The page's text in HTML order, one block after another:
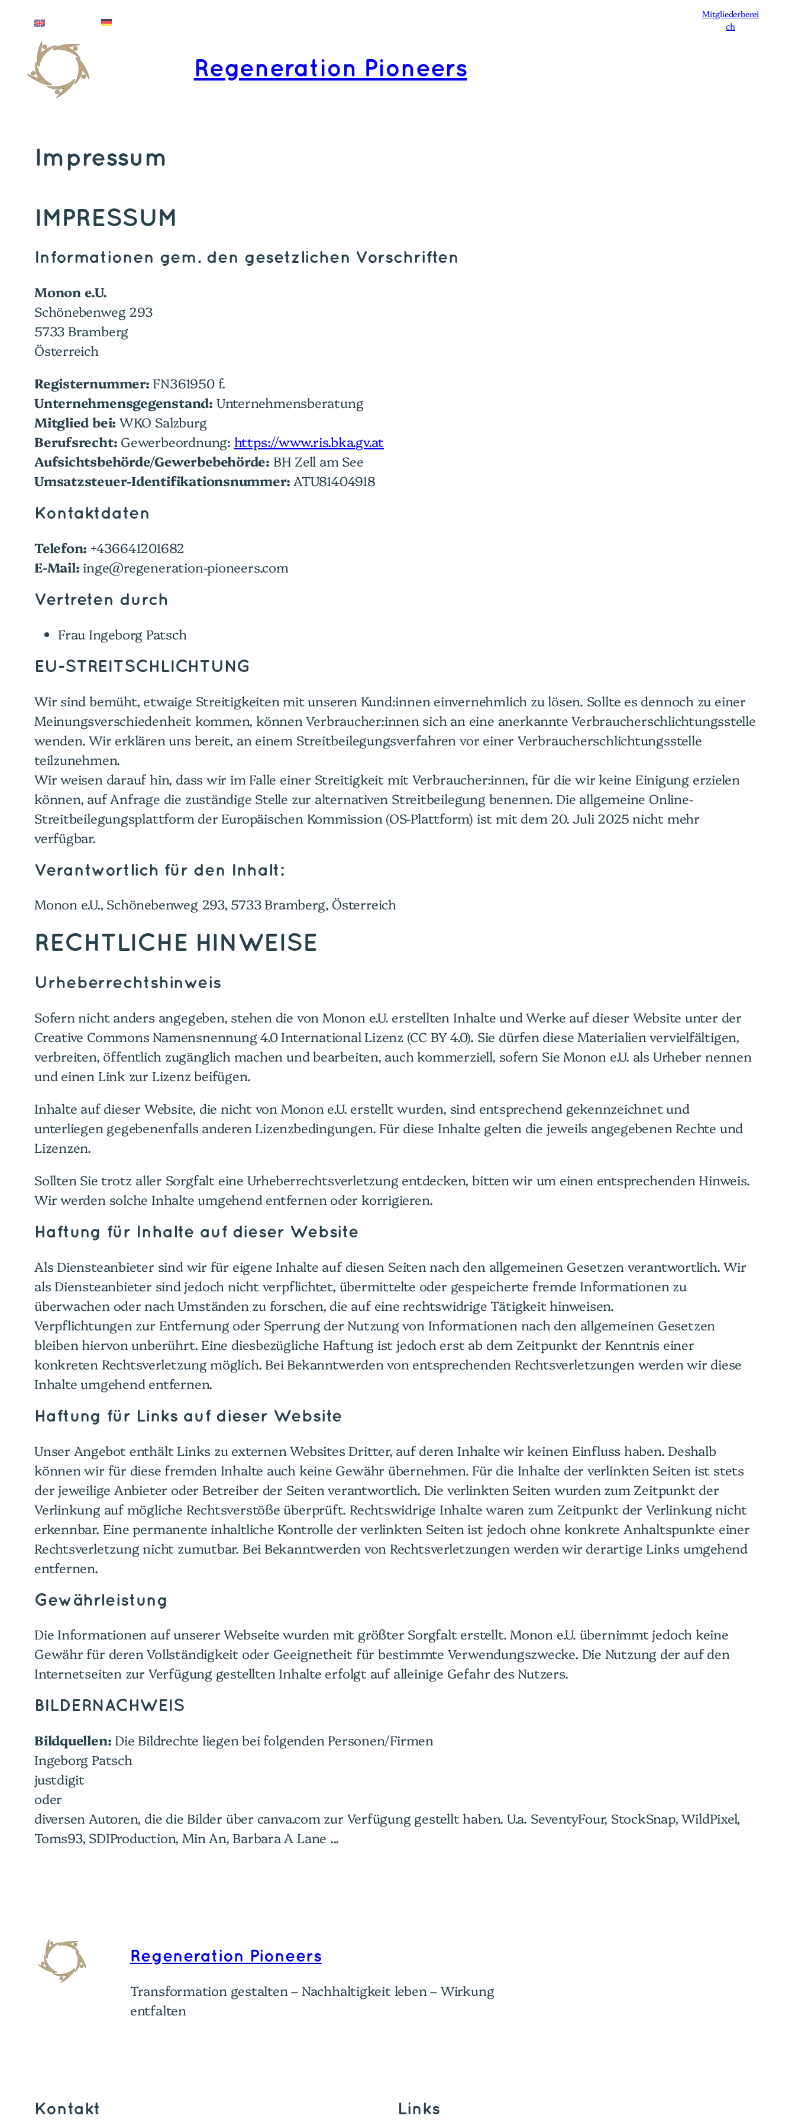
springen
Mitgliederberei
ch
Regeneration Pioneers
Impressum
IMPRESSUM
Informationen gem. den gesetzlichen Vorschriften
Monon e.U.
Schönebenweg 293
5733 Bramberg
Österreich
Registernummer:FN361950 f.
Unternehmensgegenstand: Unternehmensberatung
Mitglied bei: WKO Salzburg
Berufsrecht: Gewerbeordnung: https://www.ris.bka.gv.at
Aufsichtsbehörde/Gewerbebehörde: BH Zell am See
Umsatzsteuer-Identifikationsnummer:ATU81404918
Kontaktdaten
Telefon: +436641201682
E-Mail: inge@regeneration-pioneers.com
Vertreten durch
Frau Ingeborg Patsch
EU-STREITSCHLICHTUNG
Wir sind bemüht, etwaige Streitigkeiten mit unseren Kund:innen einvernehmlich zu lösen. Sollte es dennoch zu einer
Meinungsverschiedenheit kommen, können Verbraucher:innen sich an eine anerkannte Verbraucherschlichtungsstelle
wenden. Wir erklären uns bereit, an einem Streitbeilegungsverfahren vor einer Verbraucherschlichtungsstelle
teilzunehmen.
Wir weisen darauf hin, dass wir im Falle einer Streitigkeit mit Verbraucher:innen, für die wir keine Einigung erzielen
können, auf Anfrage die zuständige Stelle zur alternativen Streitbeilegung benennen. Die allgemeine Online-
Streitbeilegungsplattform der Europäischen Kommission (OS-Plattform) ist mit dem 20. Juli 2025 nicht mehr
verfügbar.
Verantwortlich für den Inhalt:
Monon e.U., Schönebenweg 293, 5733 Bramberg, Österreich
RECHTLICHE HINWEISE
Urheberrechtshinweis
Sofern nicht anders angegeben, stehen die von Monon e.U. erstellten Inhalte und Werke auf dieser Website unter der
Creative Commons Namensnennung 4.0 International Lizenz (CC BY 4.0). Sie dürfen diese Materialien vervielfältigen,
verbreiten, öffentlich zugänglich machen und bearbeiten, auch kommerziell, sofern Sie Monon e.U. als Urheber nennen
und einen Link zur Lizenz beifügen.
Inhalte auf dieser Website, die nicht von Monon e.U. erstellt wurden, sind entsprechend gekennzeichnet und
unterliegen gegebenenfalls anderen Lizenzbedingungen. Für diese Inhalte gelten die jeweils angegebenen Rechte und
Lizenzen.
Sollten Sie trotz aller Sorgfalt eine Urheberrechtsverletzung entdecken, bitten wir um einen entsprechenden Hinweis.
Wir werden solche Inhalte umgehend entfernen oder korrigieren.
Haftung für Inhalte auf dieser Website
Als Diensteanbieter sind wir für eigene Inhalte auf diesen Seiten nach den allgemeinen Gesetzen verantwortlich. Wir
als Diensteanbieter sind jedoch nicht verpflichtet, übermittelte oder gespeicherte fremde Informationen zu
überwachen oder nach Umständen zu forschen, die auf eine rechtswidrige Tätigkeit hinweisen.
Verpflichtungen zur Entfernung oder Sperrung der Nutzung von Informationen nach den allgemeinen Gesetzen
bleiben hiervon unberührt. Eine diesbezügliche Haftung ist jedoch erst ab dem Zeitpunkt der Kenntnis einer
konkreten Rechtsverletzung möglich. Bei Bekanntwerden von entsprechenden Rechtsverletzungen werden wir diese
Inhalte umgehend entfernen.
Haftung für Links auf dieser Website
Unser Angebot enthält Links zu externen Websites Dritter, auf deren Inhalte wir keinen Einfluss haben. Deshalb
können wir für diese fremden Inhalte auch keine Gewähr übernehmen. Für die Inhalte der verlinkten Seiten ist stets
der jeweilige Anbieter oder Betreiber der Seiten verantwortlich. Die verlinkten Seiten wurden zum Zeitpunkt der
Verlinkung auf mögliche Rechtsverstöße überprüft. Rechtswidrige Inhalte waren zum Zeitpunkt der Verlinkung nicht
erkennbar. Eine permanente inhaltliche Kontrolle der verlinkten Seiten ist jedoch ohne konkrete Anhaltspunkte einer
Rechtsverletzung nicht zumutbar. Bei Bekanntwerden von Rechtsverletzungen werden wir derartige Links umgehend
entfernen.
Gewährleistung
Die Informationen auf unserer Webseite wurden mit größter Sorgfalt erstellt. Monon e.U. übernimmt jedoch keine
Gewähr für deren Vollständigkeit oder Geeignetheit für bestimmte Verwendungszwecke. Die Nutzung der auf den
Internetseiten zur Verfügung gestellten Inhalte erfolgt auf alleinige Gefahr des Nutzers.
BILDERNACHWEIS
Bildquellen: Die Bildrechte liegen bei folgenden Personen/Firmen
Ingeborg Patsch
justdigit
oder
diversen Autoren, die die Bilder über canva.com zur Verfügung gestellt haben. U.a. SeventyFour, StockSnap, WildPixel,
Toms93, SDIProduction, Min An, Barbara A Lane ...
Regeneration Pioneers
Transformation gestalten – Nachhaltigkeit leben – Wirkung
entfalten
Kontakt Links